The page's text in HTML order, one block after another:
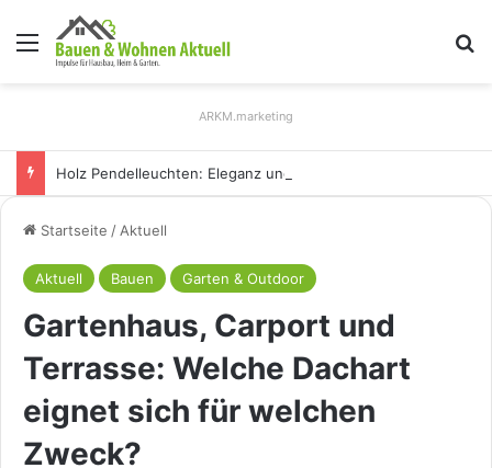
Menü
ARKM.marketing
Startseite / Aktuell
Aktuell Bauen Garten & Outdoor
Gartenhaus, Carport und
Terrasse: Welche Dachart
eignet sich für welchen
Zweck?